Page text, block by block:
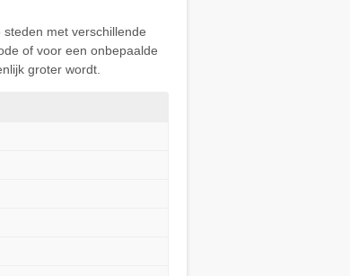
met verschillende
of voor een onbepaalde
groter wordt.